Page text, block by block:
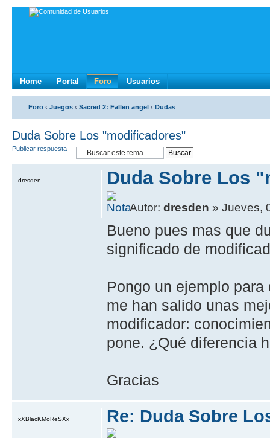
Home Portal Foro Usuarios
Foro ‹ Juegos ‹ Sacred 2: Fallen angel ‹ Dudas
Duda Sobre Los "modificadores"
Publicar respuesta
Duda Sobre Los
Autor:dresden » Jueves,
Bueno pues mas que
significado de
Pongo un ejemplo
me han salido unas
modificador:
pone. ¿Qué diferencia
Gracias
dresden
Re: Duda Sobre
xXBlacKMoReSXx